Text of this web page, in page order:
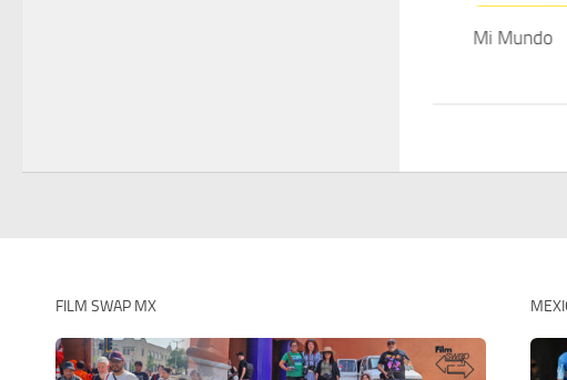
Mi Mundo
FILM SWAP MX